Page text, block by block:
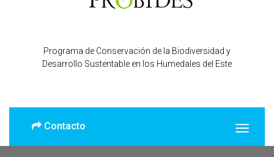
Programa de Conservación de la Biodiversidad y
Desarrollo Sustentable en los Humedales del Este
Contacto